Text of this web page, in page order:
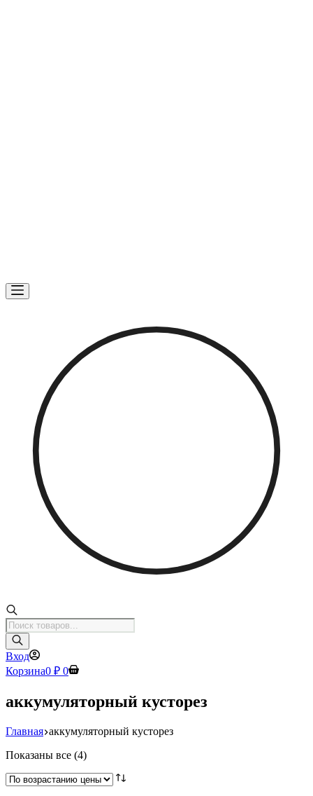
Поиск
товаров
Вход
Корзина0 ₽ 0
аккумуляторный кусторез
Главная аккумуляторный кусторез
Показаны все (4)Цены:
возрастанию